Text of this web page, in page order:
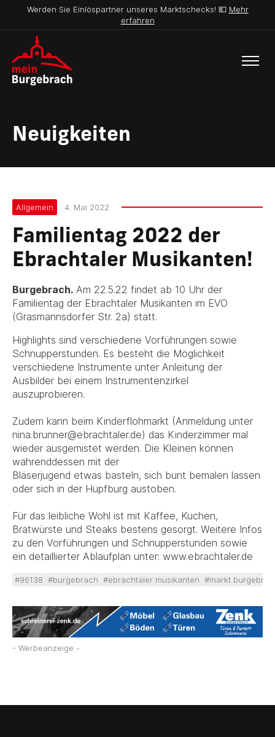
Werden Sie Einlöspartner unseres Marktschecks! 💶 Mehr
erfahren
Neuigkeiten
Allgemein 4. Mai 2022
Familientag 2022 der
Ebrachtaler Musikanten!
Burgebrach. Am 22.5.22 findet ab 10 Uhr der
Familientag der Ebrachtaler Musikanten im EVO
(Grasmannsdorfer Str. 2a) statt.
Highlights sind verschiedene Vorführungen sowie
Schnupperstunden. Es besteht die Möglichkeit
verschiedene Instrumente unter Anleitung der
Ausbilder bei einem Instrumentenzirkel
auszuprobieren.
Zudem kann beim Kinderflohmarkt (Anmeldung unter
nina.brunner@ebrachtaler.de) das Kinderzimmer mal
wieder ausgemistet werden. Die Kleinen können
währenddessen mit der
Bläserjugend etwas basteln, sich bunt bemalen lassen
oder sich in der Hüpfburg austoben.
Für das leibliche Wohl ist mit Kaffee, Kuchen,
Bratwürste und Steaks bestens gesorgt. Weitere Infos
zu den Vorführungen und Schnupperstunden sowie
ein detaillierter Ablaufplan unter: www.ebrachtaler.de
#96138 #burgebrach #ebrachtaler musikanten #markt
- Werbeanzeige -